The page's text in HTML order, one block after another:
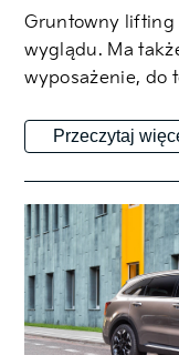
Gruntowny lifting
wyglądu. Ma
wyposażenie, do
Przeczytaj